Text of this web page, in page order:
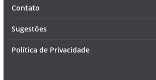
Contato
Sugestões
Política de Privacidade